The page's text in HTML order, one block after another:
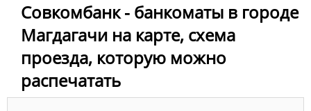
Совкомбанк - банкоматы в городе
Магдагачи на карте, схема
проезда, которую можно
распечатать